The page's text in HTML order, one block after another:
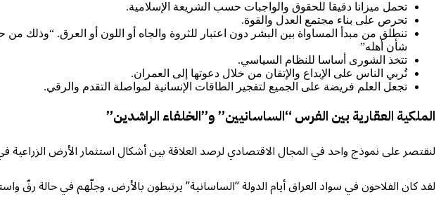
تحمل ميزانا دقيقا للحقوق والواجبات حسب الشريعة الإسلامية.
تحرص على بناء مجتمع العدل والقوة.
تنطلق من مبدأ المساواة بين البشر دون اعتبار للثروة والجاه أو اللون أو العرق. “وذلك
شأن أهله”
تتخذ الشورى أساسا للنظام السياسي.
تُربي الناس على الإبداع والإتقان من خلال دعوتها إلى العمران.
تجعل العلم فريضة على الجميع لتفجير الطاقات الإنسانية لمواصلة التقدم والرقي.
الملكية العقارية بين الفرس “الساسانيين” و”الخلفاء الراشدين”
لنقتصر على نموذج واحد في المجال الاقتصادي لرصد العلاقة بين أشكال استثمار الأرض الزراعية
لقد كان الفلاحون في سواد العراق أيام الدولة “الساسانية” يرتبطون بالأرض، وجلّهم في حالة رقّ